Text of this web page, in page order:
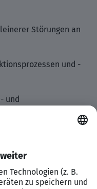
Störungen an
und -
und